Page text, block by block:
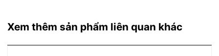
Xem thêm sản phẩm liên quan khác